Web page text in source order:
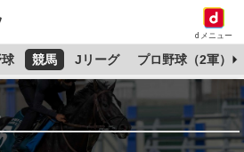
dメニュー
競馬 Jリーグ プロ野球（2軍）